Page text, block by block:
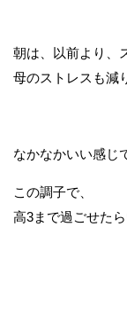
朝は、以前より、
母のストレスも減
なかなかいい感じ
この調子で、
高3まで過ごせたら